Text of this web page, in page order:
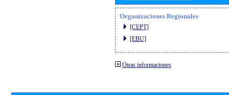
Organizaciones Regionales
[CEPT]
[EBU]
Otras informaciones